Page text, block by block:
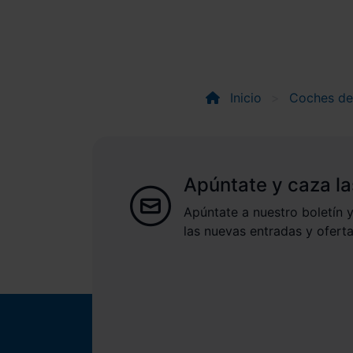
Inicio Coches
Apúntate y caza
Apúntate a nuestro boletín
las nuevas entradas y